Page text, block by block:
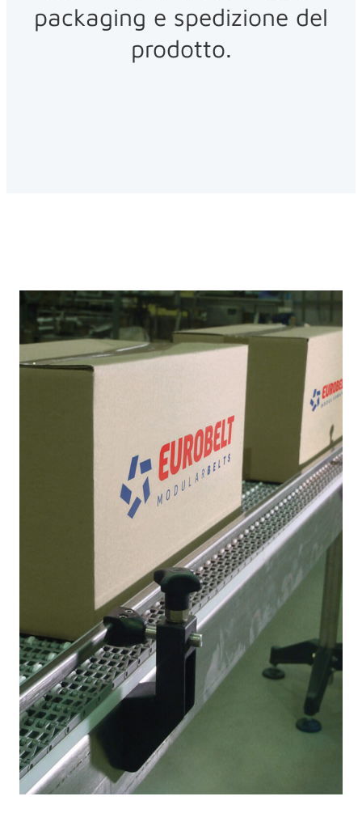
packaging e spedizione del
prodotto.